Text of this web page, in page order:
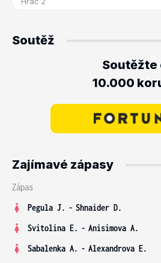
Soutěž
Soutěžte
10.000
Zajímavé zápasy
Zápas
Pegula J. - Shnaider D.
Svitolina E. - Anisimova A.
Sabalenka A. - Alexandrova E.